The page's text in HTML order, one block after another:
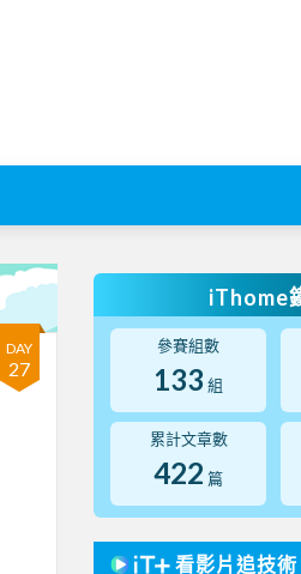
DAY
27
iThome
參賽組數
133 組
累計文章數
422 篇
看影片追技術